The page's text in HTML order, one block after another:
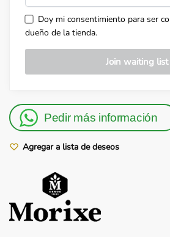
Doy mi consentimiento para ser
dueño de la tienda.
Pedir más información
Agregar a lista de deseos